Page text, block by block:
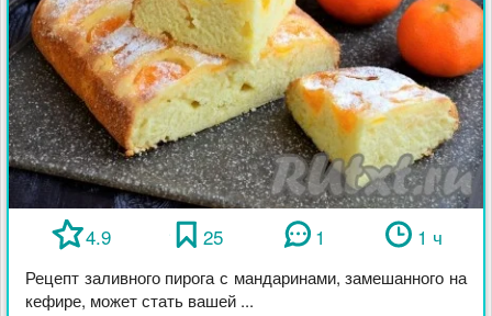
4.9 25 1 1 ч
Рецепт заливного пирога с мандаринами, замешанного на
кефире, может стать вашей ...